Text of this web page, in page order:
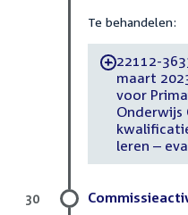
Te behandelen:
-22112-
maart
voor
Onderwijs
leren –
30